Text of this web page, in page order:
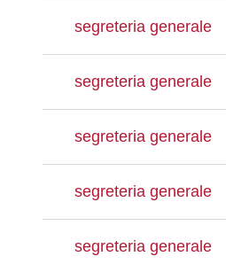
segreteria generale
segreteria generale
segreteria generale
segreteria generale
segreteria generale